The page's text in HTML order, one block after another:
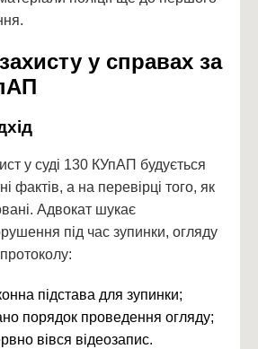
у справах за
у суді 130 КУпАП будується
фактів, а на перевірці того, як
Адвокат шукає
під час зупинки, огляду
підстава для зупинки;
порядок проведення огляду;
вівся відеозапис.